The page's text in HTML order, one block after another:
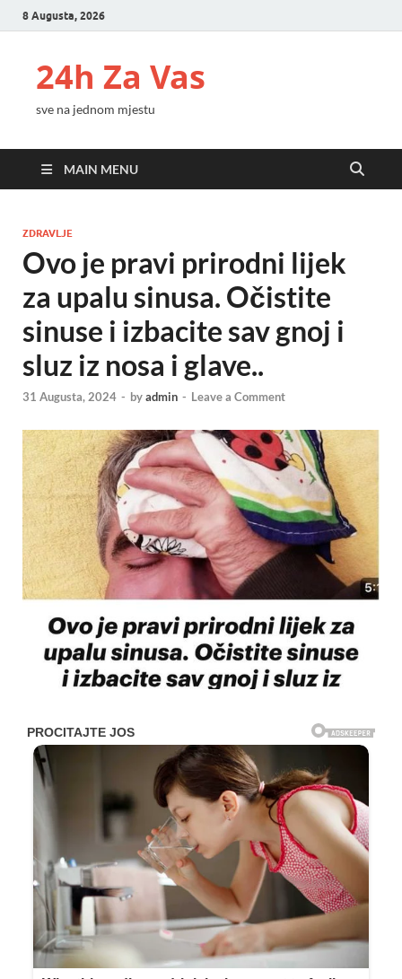
8 Augusta, 2026
24h Za Vas
sve na jednom mjestu
MAIN MENU
ZDRAVLJE
Ovo je pravi prirodni lijek
za upalu sinusa. Očistite
sinuse i izbacite sav gnoj i
sluz iz nosa i glave..
31 Augusta, 2024 - byadmin - Leave a Comment